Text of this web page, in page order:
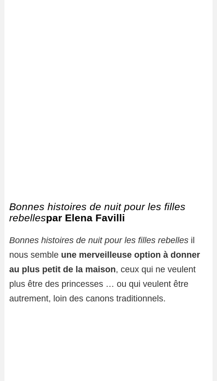
Bonnes histoires de nuit pour les filles
rebellespar Elena Favilli
Bonnes histoires de nuit pour les filles rebelles il
nous semble une merveilleuse option à donner
au plus petit de la maison, ceux qui ne veulent
plus être des princesses … ou qui veulent être
autrement, loin des canons traditionnels.